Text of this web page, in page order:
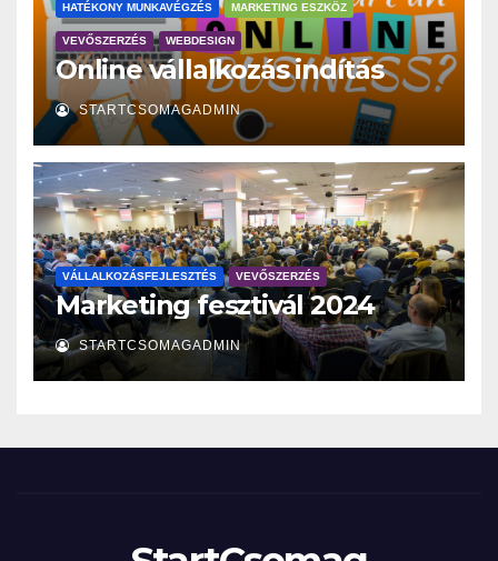
HATÉKONY MUNKAVÉGZÉS MARKETING ESZKÖZ
VEVŐSZERZÉS WEBDESIGN
Online vállalkozás indítás
STARTCSOMAGADMIN
VÁLLALKOZÁSFEJLESZTÉS VEVŐSZERZÉS
Marketing fesztivál 2024
STARTCSOMAGADMIN